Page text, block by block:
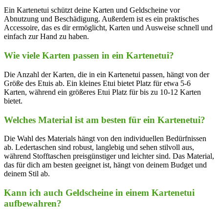
Ein Kartenetui schützt deine Karten und Geldscheine vor
Abnutzung und Beschädigung. Außerdem ist es ein praktisches
Accessoire, das es dir ermöglicht, Karten und Ausweise schnell und
einfach zur Hand zu haben.
Wie viele Karten passen in ein Kartenetui?
Die Anzahl der Karten, die in ein Kartenetui passen, hängt von der
Größe des Etuis ab. Ein kleines Etui bietet Platz für etwa 5-6
Karten, während ein größeres Etui Platz für bis zu 10-12 Karten
bietet.
Welches Material ist am besten für ein Kartenetui?
Die Wahl des Materials hängt von den individuellen Bedürfnissen
ab. Ledertaschen sind robust, langlebig und sehen stilvoll aus,
während Stofftaschen preisgünstiger und leichter sind. Das Material,
das für dich am besten geeignet ist, hängt von deinem Budget und
deinem Stil ab.
Kann ich auch Geldscheine in einem Kartenetui
aufbewahren?